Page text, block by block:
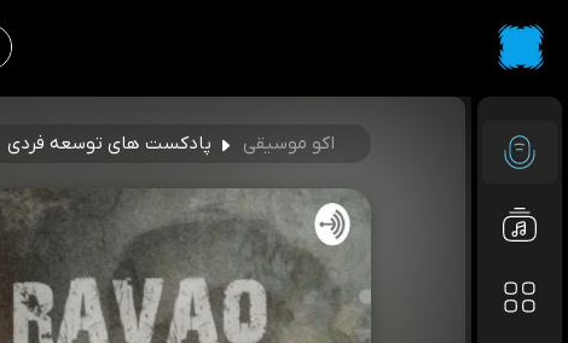
اکو موسیقی پادکست های توسعه فردی